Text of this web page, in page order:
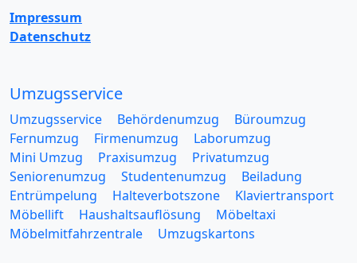
Impressum
Datenschutz
Umzugsservice
Umzugsservice Behördenumzug
Büroumzug
Fernumzug
Firmenumzug
Laborumzug
Mini Umzug
Praxisumzug
Privatumzug
Seniorenumzug
Studentenumzug
Beiladung
Entrümpelung
Halteverbotszone
Klaviertransport
Möbellift
Haushaltsauflösung
Möbeltaxi
Möbelmitfahrzentrale
Umzugskartons